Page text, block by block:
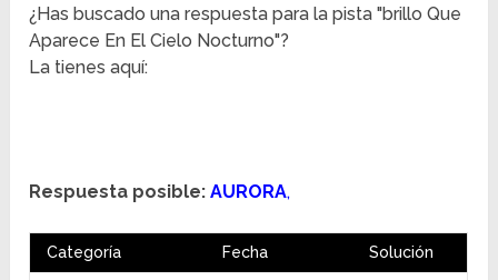
¿Has buscado una respuesta para la pista "brillo Que
Aparece En El Cielo Nocturno"?
La tienes aquí:
Respuesta posible: AURORA,
Categoría Fecha Solución